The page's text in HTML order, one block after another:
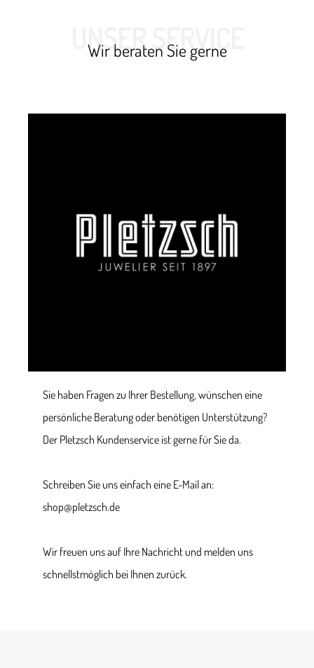
UNSER SERVICE
Wir beraten Sie gerne
Sie haben Fragen zu Ihrer Bestellung, wünschen eine
persönliche Beratung oder benötigen Unterstützung?
Der Pletzsch Kundenservice ist gerne für Sie da.
Schreiben Sie uns einfach eine E-Mail an:
shop@pletzsch.de
Wir freuen uns auf Ihre Nachricht und melden uns
schnellstmöglich bei Ihnen zurück.